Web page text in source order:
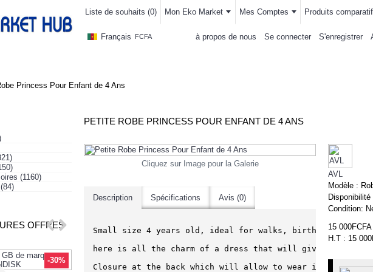
Liste de souhaits (0) Mon Eko Market Mes Comptes Produits
Français FCFA à propos de nous Se connecter S'enregistrer
Princess Pour Enfant de 4 Ans
(1160)
(84)
OFFRES
-30%
PETITE ROBE PRINCESS POUR ENFANT DE 4 ANS
Cliquez sur Image pour la Galerie
Description Spécifications Avis (0)
Small size 4 years old, ideal for walks, birthdays and
here is all the charm of a dress that will give your
Closure at the back which will allow to wear it
AVL
Modèle :
Disponibilité
Condition:
15 000FCFA
H.T : 15